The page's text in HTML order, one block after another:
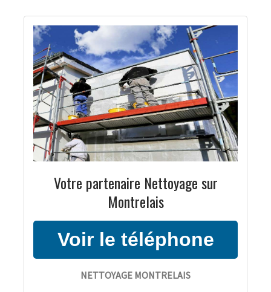
Votre partenaire Nettoyage sur
Montrelais
NETTOYAGE MONTRELAIS